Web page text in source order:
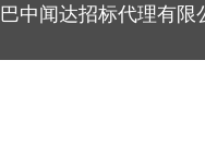
巴中闻达招标代理有